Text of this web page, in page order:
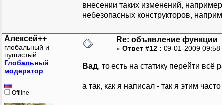
внесении таких изменений,
небезопасных конструкторов,
Алексей++
глобальный и
пушистый
Глобальный
модератор
Offline
Re: объявление функции
« Ответ #12 : 09-01-2009
Вад, то есть на статику перейти всё
а так, как я написал - так я этим